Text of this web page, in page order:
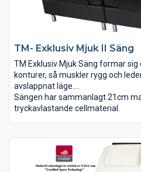
TM- Exklusiv Mjuk II Säng
TM Exklusiv Mjuk Säng formar
konturer, så muskler rygg och
avslappnat läge.
TM Exklusiv är för dig som vill ha
tryckavlastande egenskaperna
Sängen har sammanlagt 21cm
tryckavlastande cellmaterial.